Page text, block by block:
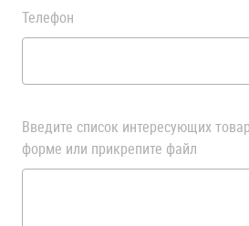
Телефон
Введите список интересующих
форме или прикрепите файл